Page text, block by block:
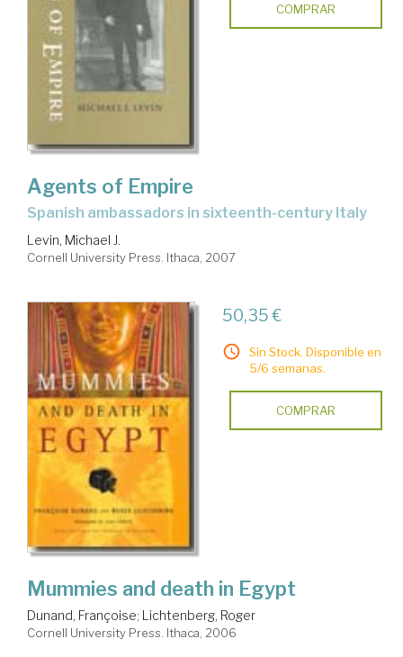
COMPRAR
Agents of Empire
spanish ambassadors in sixteenth-century Italy
Levin, Michael J.
Cornell University Press. Ithaca, 2007
50,35 €
Sin Stock. Disponible en
5/6 semanas.
COMPRAR
Mummies and death in Egypt
Dunand, Françoise; Lichtenberg, Roger
Cornell University Press. Ithaca, 2006